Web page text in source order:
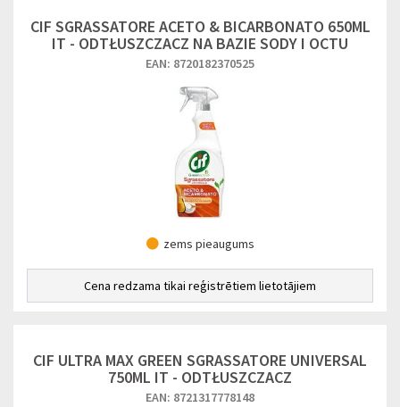
CIF SGRASSATORE ACETO & BICARBONATO 650ML
IT - ODTŁUSZCZACZ NA BAZIE SODY I OCTU
EAN: 8720182370525
zems pieaugums
Cena redzama tikai reģistrētiem lietotājiem
CIF ULTRA MAX GREEN SGRASSATORE UNIVERSAL
750ML IT - ODTŁUSZCZACZ
EAN: 8721317778148